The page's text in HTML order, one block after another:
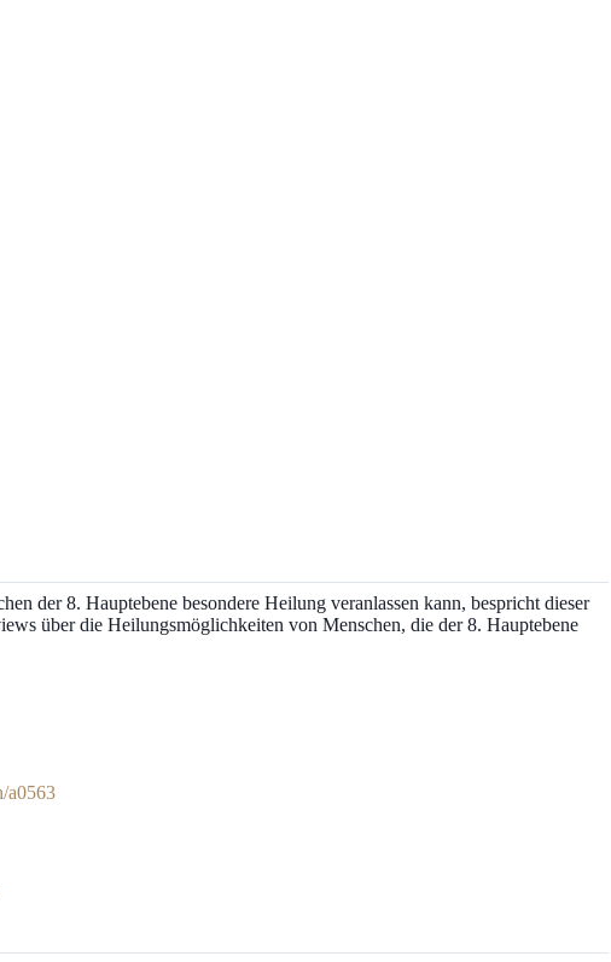
der 8. Hauptebene besondere Heilung veranlassen kann, bespricht dieser
über die Heilungsmöglichkeiten von Menschen, die der 8. Hauptebene
a0563